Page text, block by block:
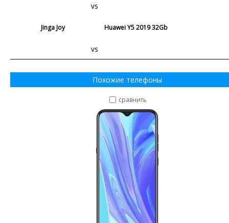
vs
Jinga Joy
vs
Huawei Y5 2019 32Gb
Похожие телефоны
сравнить